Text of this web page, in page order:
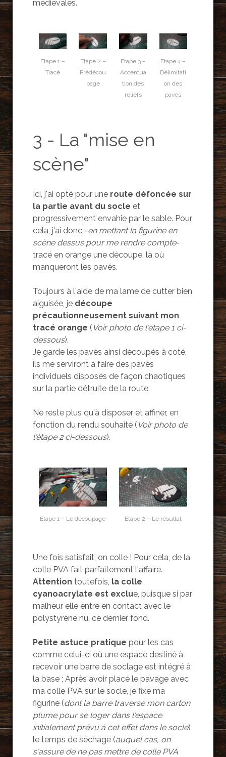
médiévales.
Etape 1 –
Tracé
Etape 2 –
Prédécou
page
Etape 3 –
Accentua
tion des
reliefs
Etape 4 –
Délimitati
on des
pavés
3 - La "mise en
scène"
Ici, j'ai opté pour une route défoncée sur
la partie avant du socle et
progressivement envahie par le sable. Pour
cela, j'ai donc -en mettant la figurine en
scène dessus pour me rendre compte-
tracé en orange une découpe, là où
manqueront les pavés.
Toujours à l'aide de ma lame de cutter bien
aiguisée, je découpe
précautionneusement suivant mon
tracé orange ( Voir photo de l'étape 1 ci-
dessous).
Je garde les pavés ainsi découpés à coté,
ils me serviront à faire des pavés
individuels disposés de façon chaotiques
sur la partie détruite de la route.
Ne reste plus qu'à disposer et affiner, en
fonction du rendu souhaité ( Voir photo de
l'étape 2 ci-dessous).
Etape 1 – Le découpage Etape 2 – Le résultat
Une fois satisfait, on colle ! Pour cela, de la
colle PVA fait parfaitement l'affaire.
Attention toutefois, la colle
cyanoacrylate est exclue, puisque si par
malheur elle entre en contact avec le
polystyrène nu, ce dernier fond.
Petite astuce pratique pour les cas
comme celui-ci où une espace destiné à
recevoir une barre de soclage est intégré à
la base ; Après avoir placé le pavage avec
ma colle PVA sur le socle, je fixe ma
figurine (dont la barre traverse mon carton
plume pour se loger dans l'espace
initialement prévu à cet effet dans le socle)
le temps de séchage (auquel cas, on
s'assure de ne pas mettre de colle PVA